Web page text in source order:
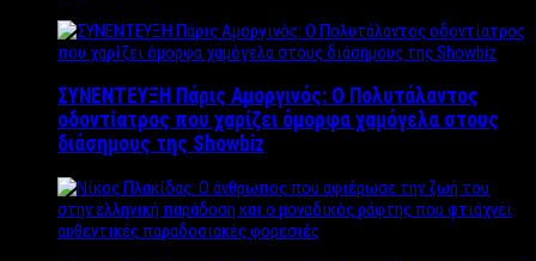
ΣΥΝΕΝΤΕΥΞΗ Πάρις Αμοργινός: O Πολυτάλαντος
οδοντίατρος που χαρίζει όμορφα χαμόγελα στους
διάσημους της Showbiz